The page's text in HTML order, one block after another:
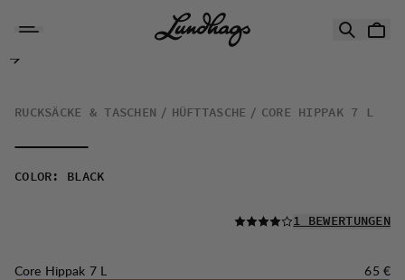
Core Hippak 7 L
RUCKSÄCKE & TASCHEN HÜFTTASCHE CORE HIPPAK 7 L
COLOR : BLACK
LESEN SIE ALLE
1 BEWERTUNGEN
Core Hippak 7 L Preis:
65 €